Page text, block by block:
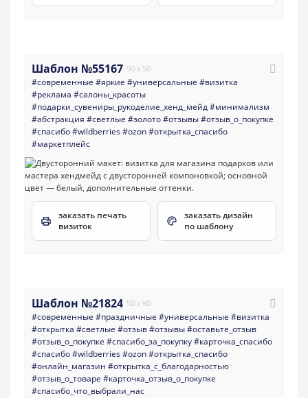
Шаблон №55167 90 x 50
#современные #яркие #универсальные #визитка
#реклама #салоны_красоты
#подарки_сувениры_рукоделие_хенд_мейд#минимализм
#абстракция #светлые #золото#отзывы#отзыв_о_покупке
#спасибо#wildberries#ozon#открытка_спасибо
#маркетплейс
заказать печать
визиток
заказать дизайн
по шаблону
Шаблон №21824 50 x 90
#современные #праздничные #универсальные #визитка
#открытка #светлые #отзыв#отзывы#оставьте_отзыв
#отзыв_о_покупке #спасибо_за_покупку#карточка_спасибо
#спасибо#wildberries#ozon#открытка_спасибо
#онлайн_магазин #открытка_с_благодарностью
#отзыв_о_товаре #карточка_отзыв_о_покупке
#спасибо_что_выбрали_нас